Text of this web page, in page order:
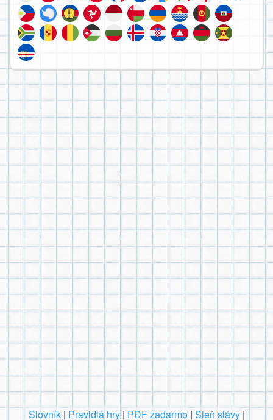
Slovník| Pravidlá hry| PDF zadarmo| Sieň slávy|